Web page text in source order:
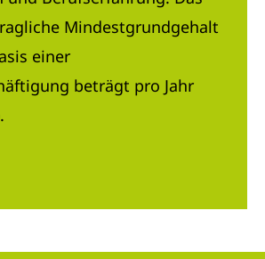
Mindestgrundgehalt
einer
beträgt pro Jahr
.